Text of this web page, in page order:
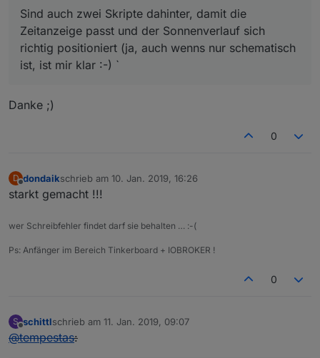
Sind auch zwei Skripte dahinter, damit die
Zeitanzeige passt und der Sonnenverlauf sich
richtig positioniert (ja, auch wenns nur schematisch
ist, ist mir klar :-) `
Danke ;)
0
D
Offline
dondaikschrieb am 10. Jan. 2019, 16:26
zuletzt editiert von
starkt gemacht !!!
wer Schreibfehler findet darf sie behalten … :-(
Ps: Anfänger im Bereich Tinkerboard + IOBROKER !
0
S
Offline
schittlschrieb am 11. Jan. 2019, 09:07
zuletzt editiert von
@tempestas: